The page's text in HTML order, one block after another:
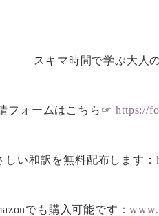
スキマ時間で学ぶ大人
フォームはこちら☞ https://
しい和訳を無料配布します：
でも購入可能です：